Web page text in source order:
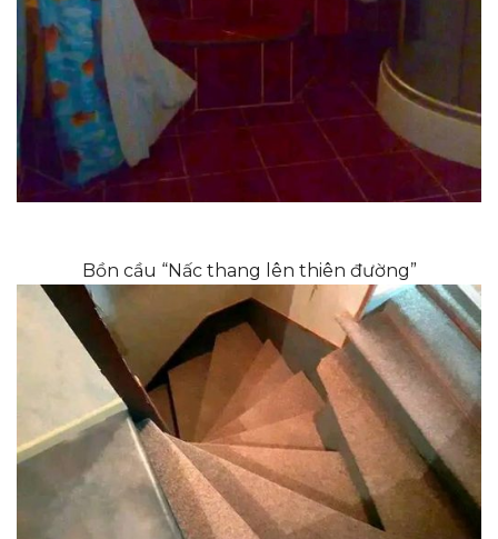
Bồn cầu “Nấc thang lên thiên đường”